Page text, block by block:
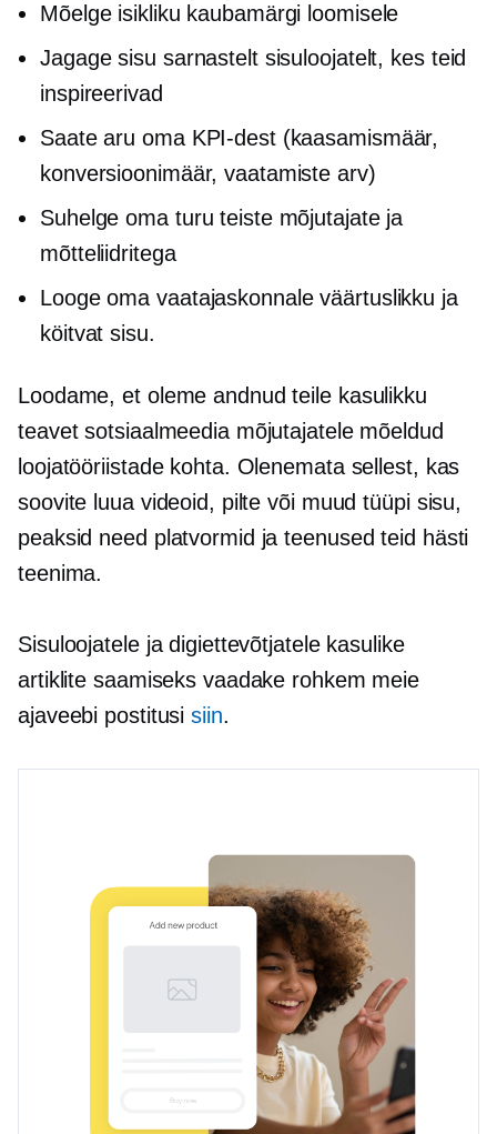
Mõelge isikliku kaubamärgi loomisele
Jagage sisu sarnastelt sisuloojatelt, kes teid
inspireerivad
Saate aru oma KPI-dest (kaasamismäär,
konversioonimäär, vaatamiste arv)
Suhelge oma turu teiste mõjutajate ja
mõtteliidritega
Looge oma vaatajaskonnale väärtuslikku ja
köitvat sisu.
Loodame, et oleme andnud teile kasulikku
teavet sotsiaalmeedia mõjutajatele mõeldud
loojatööriistade kohta. Olenemata sellest, kas
soovite luua videoid, pilte või muud tüüpi sisu,
peaksid need platvormid ja teenused teid hästi
teenima.
Sisuloojatele ja digiettevõtjatele kasulike
artiklite saamiseks vaadake rohkem meie
ajaveebi postitusisiin.